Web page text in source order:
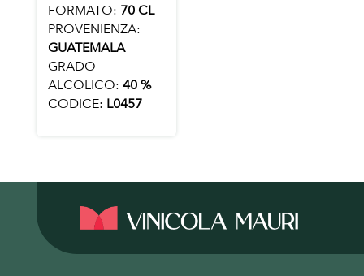
FORMATO: 70 CL
PROVENIENZA:
GUATEMALA
GRADO
ALCOLICO: 40 %
CODICE: L0457